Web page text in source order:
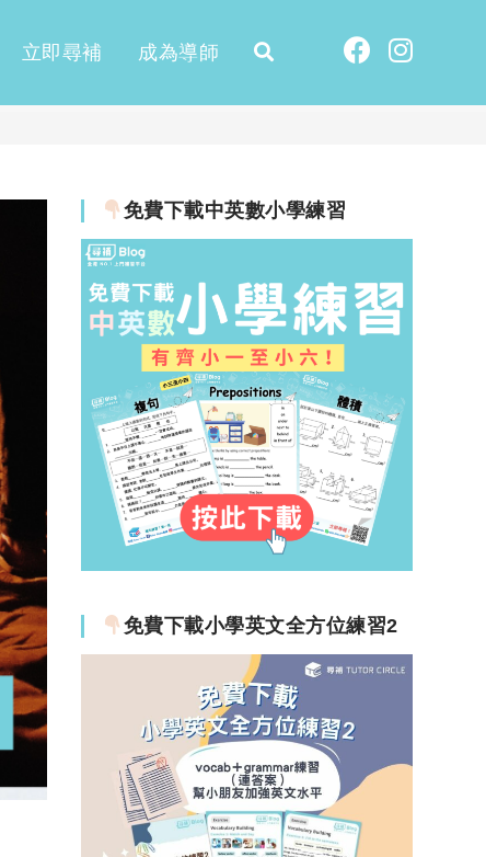
立即尋補 成為導師
免費下載中英數小學練習
免費下載小學英文全方位練習2